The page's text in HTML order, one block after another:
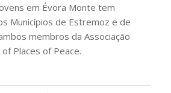
em Évora Monte tem
Municípios de Estremoz e de
membros da Associação
Places of Peace.